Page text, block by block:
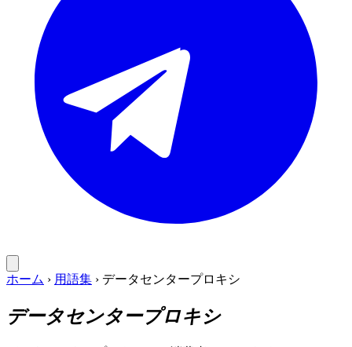
ホーム › 用語集 › データセンタープロキシ
データセンタープロキシ